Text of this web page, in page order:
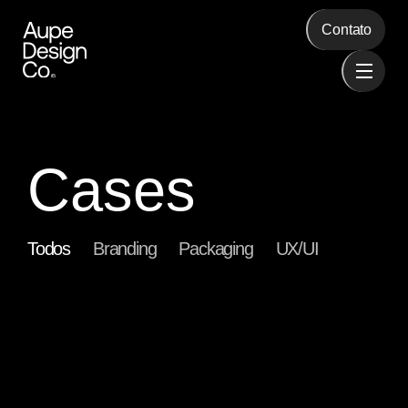
Contato
Cases
Todos Branding Packaging UX/UI